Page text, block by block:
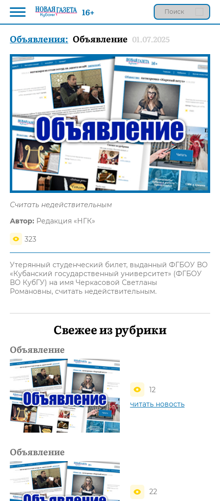
Объявления: Объявление 01.07.2025
Считать недействительным
Автор: Редакция «НГК»
323
Утерянный студенческий билет, выданный ФГБОУ ВО
«Кубанский государственный университет» (ФГБОУ
ВО КубГУ) на имя Черкасовой Светланы
Романовны, считать недействительным.
Свежее из рубрики
Объявление
12
читать новость
Объявление
22
16+